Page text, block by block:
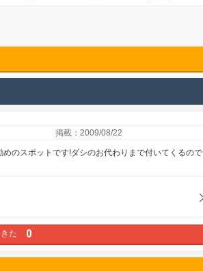
掲載：2009/08/22
のスポットです!ダシのお代わりまで付いてくるので
た 0